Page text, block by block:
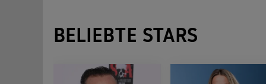
BELIEBTE STARS